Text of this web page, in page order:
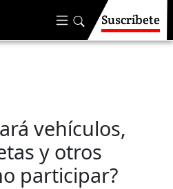
Suscríbete
vehículos,
y otros
participar?